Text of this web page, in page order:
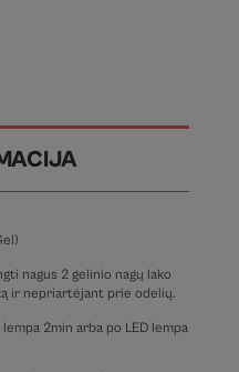
)
nagus 2 gelinio nagų lako
ir nepriartėjant prie odelių.
2min arba po LED lempa